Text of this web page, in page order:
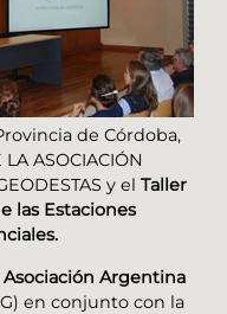
de Córdoba,
ASOCIACIÓN
y el Taller
las Estaciones
Asociación Argentina
en conjunto con la